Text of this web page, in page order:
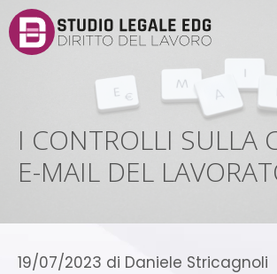
I CONTROLLI SULLA
E-MAIL DEL
19/07/2023 di Daniele Stricagnoli